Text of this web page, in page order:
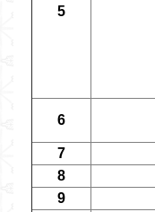
5
6
7
8
9